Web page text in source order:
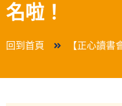
名啦！
回到首頁 【正心讀書